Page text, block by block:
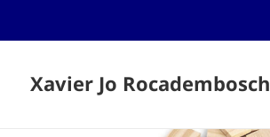
Xavier Jo Rocadembosch